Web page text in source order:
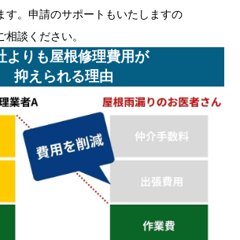
す。申請のサポートもいたしますの
談ください。
よりも屋根修理費用が
抑えられる理由